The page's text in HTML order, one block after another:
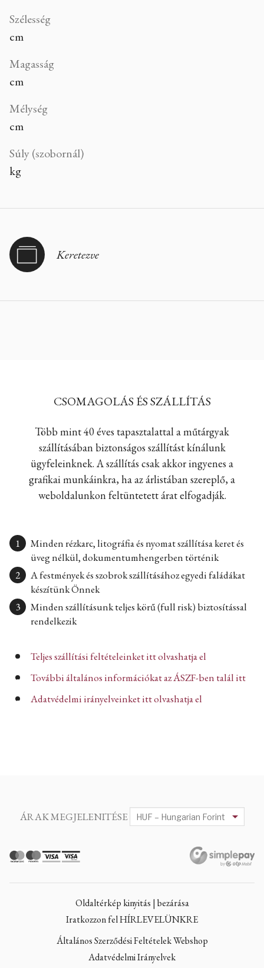
Szélesség
cm
Magasság
cm
Mélység
cm
Súly (szobornál)
kg
Keretezve
CSOMAGOLÁS ÉS SZÁLLÍTÁS
Több mint 40 éves tapasztalattal a műtárgyak
szállításában biztonságos szállítást kínálunk
ügyfeleinknek. A szállítás csak akkor ingyenes a
grafikai munkáinkra, ha az árlistában szereplő, a
weboldalunkon feltüntetett árat elfogadják.
Minden rézkarc, litográfia és nyomat szállítása keret és
üveg nélkül, dokumentumhengerben történik
A festmények és szobrok szállításához egyedi faládákat
készítünk Önnek
Minden szállításunk teljes körű (full risk) biztosítással
rendelkezik
Teljes szállítási feltételeinket itt olvashatja el
További általános információkat az ÁSZF-ben talál itt
Adatvédelmi irányelveinket itt olvashatja el
ÁRAK MEGJELENITÉSE
Oldaltérkép kinyitás | bezárása
Iratkozzon fel HÍRLEVELÜNKRE
Általános Szerződési Feltételek Webshop
Adatvédelmi Irányelvek